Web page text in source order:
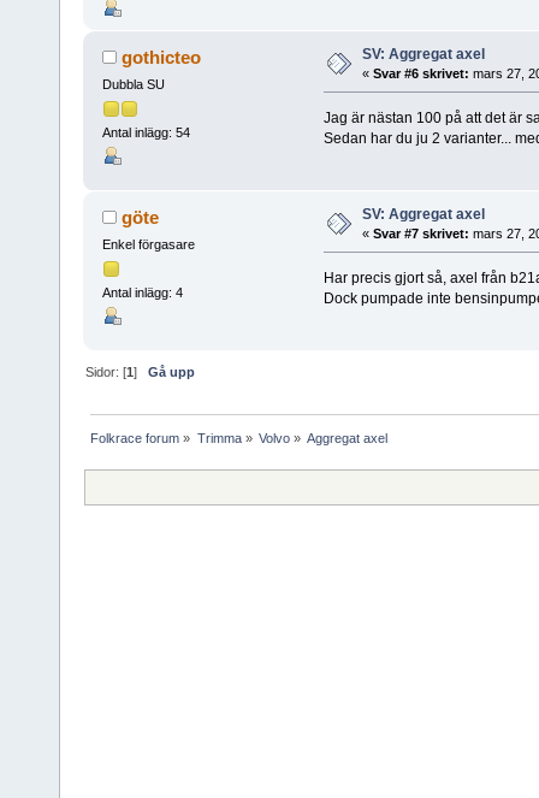
gothicteo
Dubbla SU
Antal inlägg: 54
SV: Aggregat axel
« Svar #6 skrivet: mars 27,
Jag är nästan 100 på att det är
Sedan har du ju 2 varianter...
göte
Enkel förgasare
Antal inlägg: 4
SV: Aggregat axel
« Svar #7 skrivet: mars 27,
Har precis gjort så, axel från
Dock pumpade inte
Sidor: [1]Gå upp
Folkrace forum » Trimma» Volvo» Aggregat axel